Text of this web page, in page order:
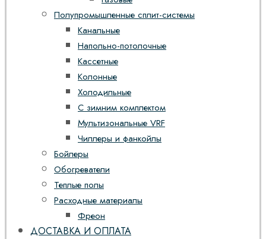
Полупромышленные сплит-системы
Канальные
Напольно-потолочные
Кассетные
Колонные
Холодильные
С зимним комплектом
Мультизональные VRF
Чиллеры и фанкойлы
Бойлеры
Обогреватели
Теплые полы
Расходные материалы
Фреон
ДОСТАВКА И ОПЛАТА